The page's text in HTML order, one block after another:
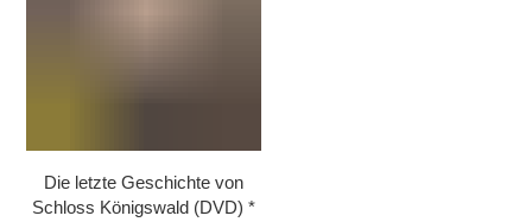
Die letzte Geschichte von
Schloss Königswald (DVD)